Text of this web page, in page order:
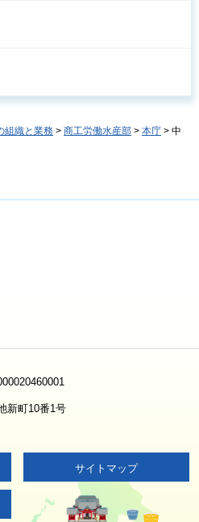
組織と業務 > 商工労働水産部 > 本庁 > 中
新町10番1号
サイトマップ